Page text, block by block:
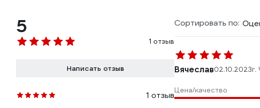
5
1 отзыв
Написать отзыв
1 отзыв
Сортировать по:
Вячеслав02.10.2023г.
Цена/качество